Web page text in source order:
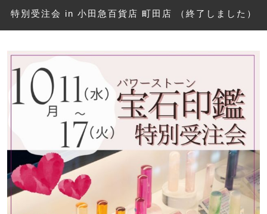
特別受注会 in 小田急百貨店 町田店 （終了しました）